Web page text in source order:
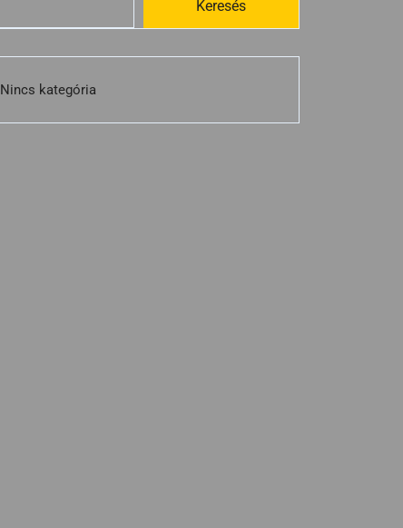
Keresés
Nincs kategória